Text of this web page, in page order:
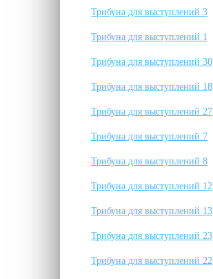
Трибуна для выступлений 3
Трибуна для выступлений 1
Трибуна для выступлений 30
Трибуна для выступлений 18
Трибуна для выступлений 27
Трибуна для выступлений 7
Трибуна для выступлений 8
Трибуна для выступлений 12
Трибуна для выступлений 13
Трибуна для выступлений 23
Трибуна для выступлений 22